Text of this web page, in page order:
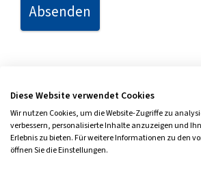
Absenden
Seite teilen Seite drucken
Diese Website verwendet Cookies
Wir nutzen Cookies, um die Website-Zugriffe zu
verbessern, personalisierte Inhalte anzuzeigen und
Erlebnis zu bieten. Für weitere Informationen zu den
öffnen Sie die Einstellungen.